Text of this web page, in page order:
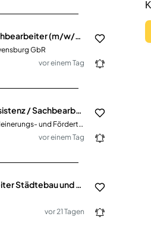
Personalsachbearbeiter (m/w/d) mit Fokus Entgeltabrechnung
GbR
vor einem Tag
Vertriebsassistenz / Sachbearbeitung Vertriebsinnendienst (m/w/d)
Haas Holzzerkleinerungs- und Fördertechnik GmbH
vor einem Tag
vor 21 Tagen